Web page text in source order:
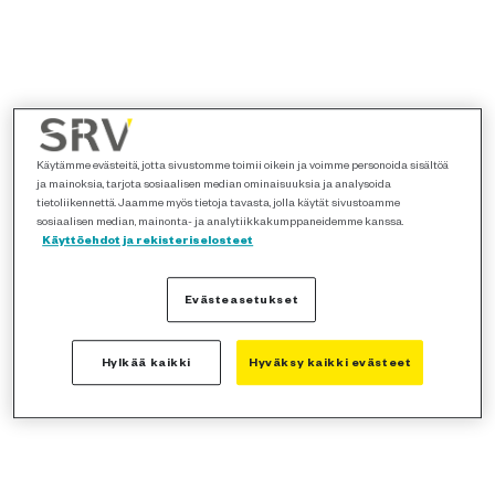
Käytämme evästeitä, jotta sivustomme toimii oikein ja voimme personoida sisältöä
ja mainoksia, tarjota sosiaalisen median ominaisuuksia ja analysoida
tietoliikennettä. Jaamme myös tietoja tavasta, jolla käytät sivustoamme
sosiaalisen median, mainonta- ja analytiikkakumppaneidemme kanssa.
Käyttöehdot ja rekisteriselosteet
Evästeasetukset
Hylkää kaikki Hyväksy kaikki evästeet